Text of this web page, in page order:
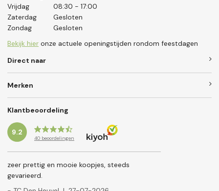
Vrijdag
08:30 - 17:00
Zaterdag
Gesloten
Zondag
Gesloten
Bekijk hier onze actuele openingstijden rondom feestdagen
Direct naar
Merken
Klantbeoordeling
9.2
40 beoordelingen
zeer prettig en mooie koopjes, steeds
gevarieerd.